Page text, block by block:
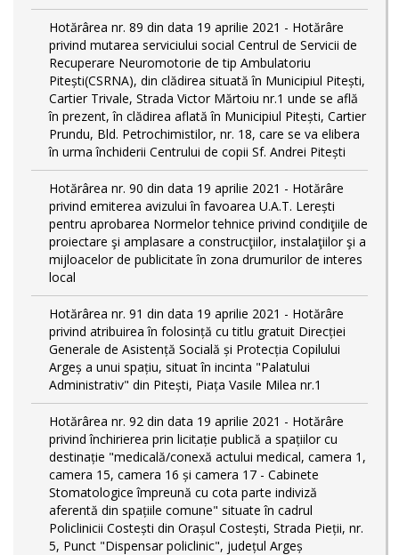
Hotărârea nr. 89 din data 19 aprilie 2021 - Hotărâre
privind mutarea serviciului social Centrul de Servicii de
Recuperare Neuromotorie de tip Ambulatoriu
Pitești(CSRNA), din clădirea situată în Municipiul Pitești,
Cartier Trivale, Strada Victor Mărtoiu nr.1 unde se află
în prezent, în clădirea aflată în Municipiul Pitești, Cartier
Prundu, Bld. Petrochimistilor, nr. 18, care se va elibera
în urma închiderii Centrului de copii Sf. Andrei Pitești
Hotărârea nr. 90 din data 19 aprilie 2021 - Hotărâre
privind emiterea avizului în favoarea U.A.T. Lerești
pentru aprobarea Normelor tehnice privind condiţiile de
proiectare şi amplasare a construcţiilor, instalaţiilor şi a
mijloacelor de publicitate în zona drumurilor de interes
local
Hotărârea nr. 91 din data 19 aprilie 2021 - Hotărâre
privind atribuirea în folosință cu titlu gratuit Direcției
Generale de Asistență Socială și Protecția Copilului
Argeș a unui spațiu, situat în incinta "Palatului
Administrativ" din Pitești, Piața Vasile Milea nr.1
Hotărârea nr. 92 din data 19 aprilie 2021 - Hotărâre
privind închirierea prin licitație publică a spațiilor cu
destinație "medicală/conexă actului medical, camera 1,
camera 15, camera 16 și camera 17 - Cabinete
Stomatologice împreună cu cota parte indiviză
aferentă din spațiile comune" situate în cadrul
Policlinicii Costești din Orașul Costești, Strada Pieții, nr.
5, Punct "Dispensar policlinic", județul Argeș